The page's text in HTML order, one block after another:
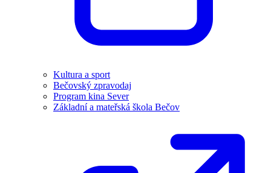
Kultura a sport
Bečovský zpravodaj
Program kina Sever
Základní a mateřská škola Bečov